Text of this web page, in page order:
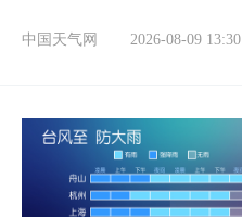
中国天气网 2026-08-09 13:30